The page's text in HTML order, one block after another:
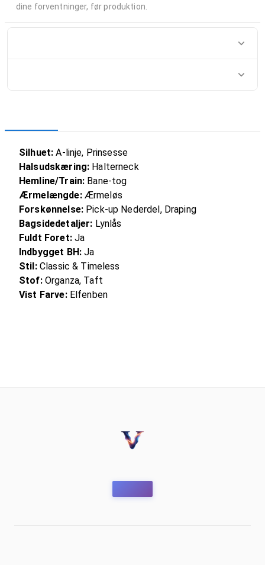
dine forventninger, før produktion.
Silhuet: A-linje, Prinsesse
Halsudskæring: Halterneck
Hemline/Train: Bane-tog
Ærmelængde:Ærmeløs
Forskønnelse:Pick-up Nederdel, Draping
Bagsidedetaljer: Lynlås
Fuldt Foret:Ja
Indbygget BH:Ja
Stil:Classic & Timeless
Stof:Organza, Taft
Vist Farve:Elfenben